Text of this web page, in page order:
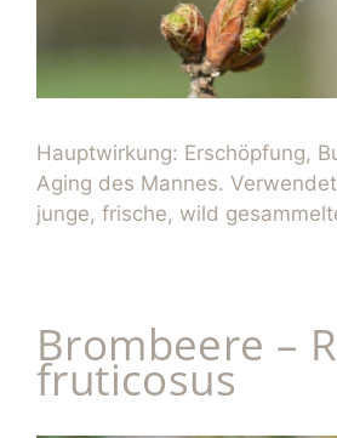
Hauptwirkung: Erschöpfung,
Aging des Mannes.
junge, frische, wild
Brombeere –
fruticosus